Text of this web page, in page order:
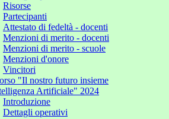
Risorse
Partecipanti
Attestato di fedeltà - docenti
Menzioni di merito - docenti
Menzioni di merito - scuole
Menzioni d'onore
Vincitori
"Il nostro futuro insieme
Artificiale" 2024
Introduzione
Dettagli operativi